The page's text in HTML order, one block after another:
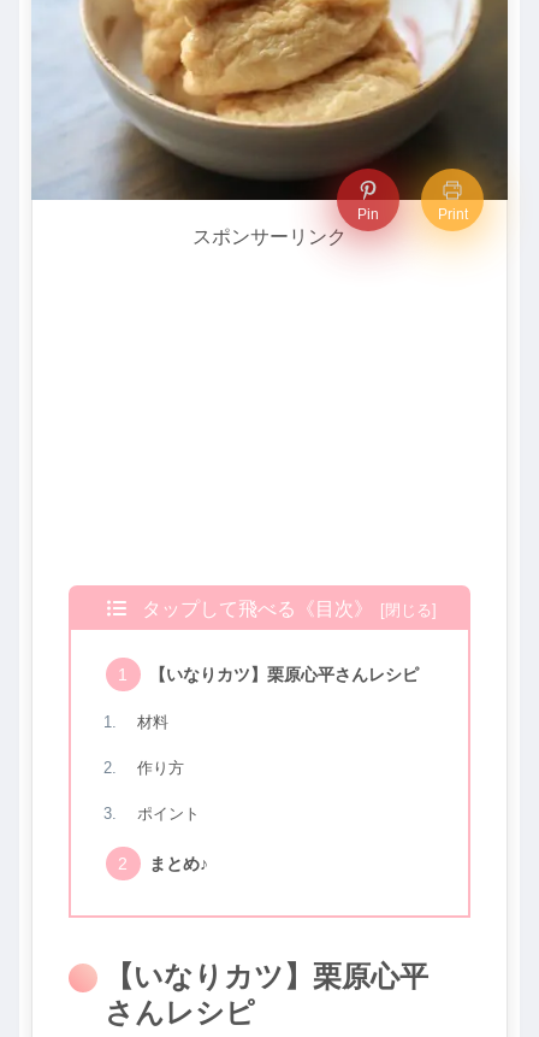
Pin Print
スポンサーリンク
タップして飛べる《目次》
【いなりカツ】栗原心平さんレシピ
材料
作り方
ポイント
まとめ♪
【いなりカツ】栗原心平
さんレシピ